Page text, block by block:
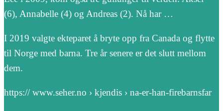
(6), Annabelle (4) og Andreas (2). Nå har …
I 2019 valgte ekteparet å bryte opp fra Canada og flytte
til Norge med barna. Tre år senere er det slutt mellom
dem.
https:// www.seher.no › kjendis › na-er-han-firebarnsfar